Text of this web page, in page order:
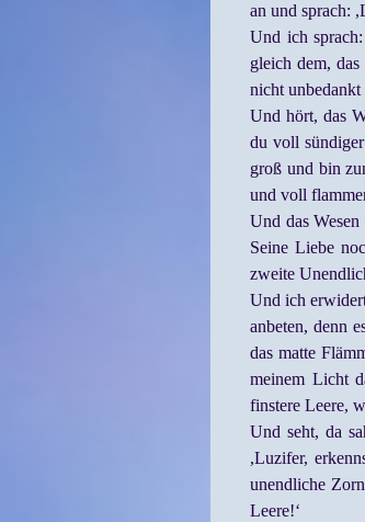
an und sprach:
Und ich
gleich dem,
nicht unbedankt
Und hört, das
du voll
groß und bin
und voll
Und das
Seine Liebe
zweite
Und ich
anbeten, denn
das matte
meinem Licht
finstere Leere,
Und seht, da
,Luzifer,
unendliche
Leere!‘